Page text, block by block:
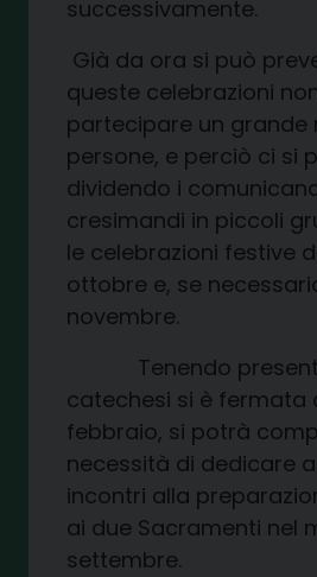
successivamente.
Già da ora si può
queste celebrazioni
partecipare un grande
persone, e perciò ci si
dividendo i
cresimandi in piccoli
le celebrazioni festive
ottobre e, se
novembre.
Tenendo
catechesi si è fermata
febbraio, si potrà
necessità di dedicare
incontri alla
ai due Sacramenti nel
settembre.